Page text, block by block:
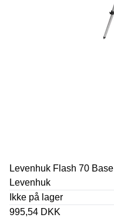
Levenhuk Flash 70 Base
Levenhuk
Ikke på lager
995,54 DKK